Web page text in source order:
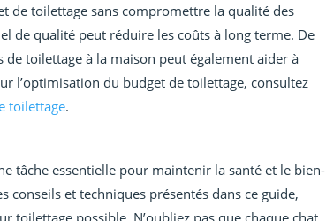
de toilettage sans compromettre la qualité des
de qualité peut réduire les coûts à long terme. De
toilettage à la maison peut également aider à
l’optimisation du budget de toilettage, consultez
toilettage.
tâche essentielle pour maintenir la santé et le bien-
conseils et techniques présentés dans ce guide,
toilettage possible. N’oubliez pas que chaque chat